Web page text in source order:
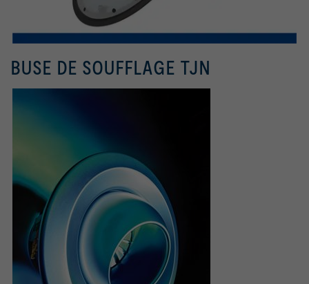
BUSE DE SOUFFLAGE TJN